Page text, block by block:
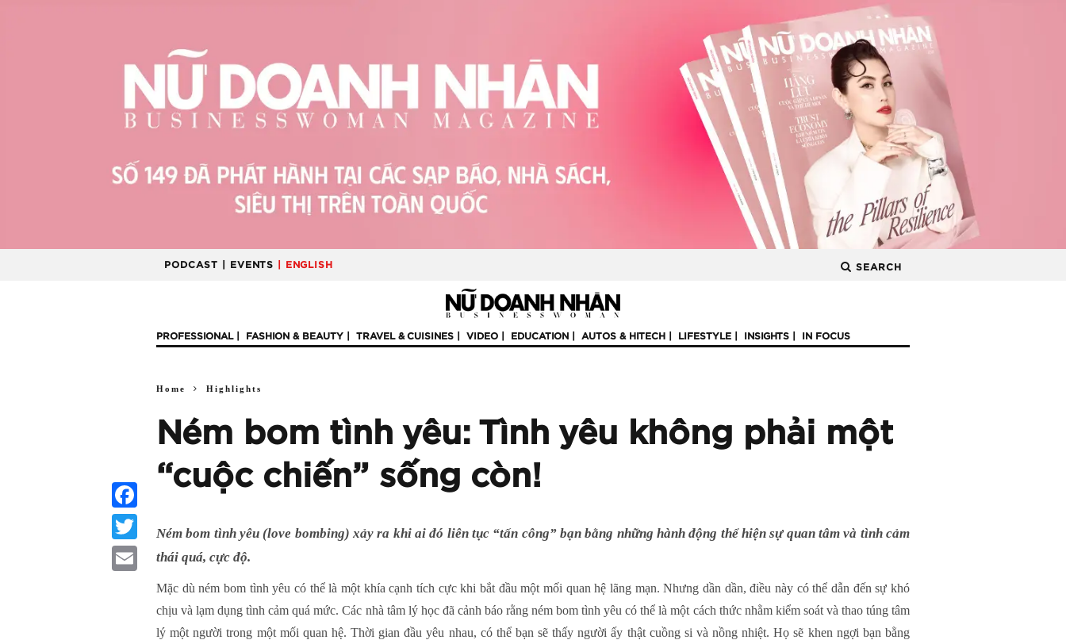
PODCAST | EVENTS | ENGLISH SEARCH
PROFESSIONAL FASHION & BEAUTY TRAVEL & CUISINES VIDEO EDUCATION AUTOS & HITECH LIFESTYLE INSIGHTS IN FOCUS
Home Highlights
Ném bom tình yêu: Tình yêu không phải một
“cuộc chiến” sống còn!
Ném bom tình yêu (love bombing) xảy ra khi ai đó liên tục “tấn công” bạn bằng những hành động thể hiện sự quan tâm và tình cảm
thái quá, cực độ.
Mặc dù ném bom tình yêu có thể là một khía cạnh tích cực khi bắt đầu một mối quan hệ lãng mạn. Nhưng dần dần, điều này có thể dẫn đến sự khó
chịu và lạm dụng tình cảm quá mức. Các nhà tâm lý học đã cảnh báo rằng ném bom tình yêu có thể là một cách thức nhằm kiểm soát và thao túng tâm
lý một người trong một mối quan hệ. Thời gian đầu yêu nhau, có thể bạn sẽ thấy người ấy thật cuồng si và nồng nhiệt. Họ sẽ khen ngợi bạn bằng
Facebook
Twitter